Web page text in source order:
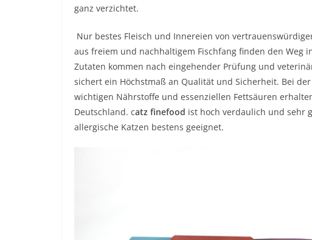
ganz verzichtet.
Nur bestes Fleisch und Innereien von
aus freiem und nachhaltigem Fischfang finden den Weg
Zutaten kommen nach eingehender Prüfung und
sichert ein Höchstmaß an Qualität und Sicherheit. Bei
wichtigen Nährstoffe und essenziellen Fettsäuren
Deutschland. catz finefood ist hoch verdaulich und sehr
allergische Katzen bestens geeignet.